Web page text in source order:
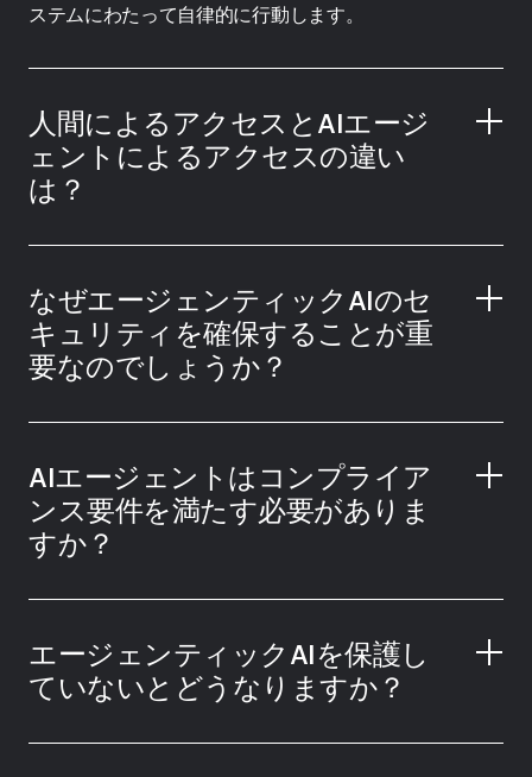
ステムにわたって自律的に行動します。
人間によるアクセスとAIエージ
ェントによるアクセスの違い
は？
なぜエージェンティックAIのセ
キュリティを確保することが重
要なのでしょうか？
AIエージェントはコンプライア
ンス要件を満たす必要がありま
すか？
エージェンティックAIを保護し
ていないとどうなりますか？